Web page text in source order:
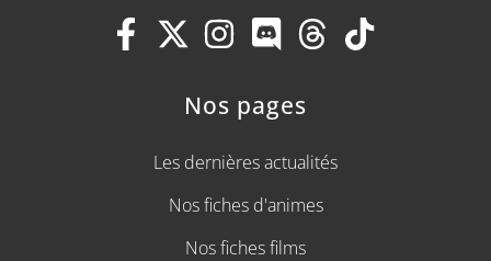
Nos pages
Les dernières actualités
Nos fiches d'animes
Nos fiches films